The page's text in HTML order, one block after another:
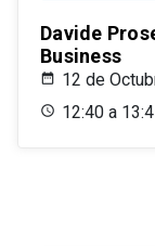
Davide
Business
12 de
12:40 a